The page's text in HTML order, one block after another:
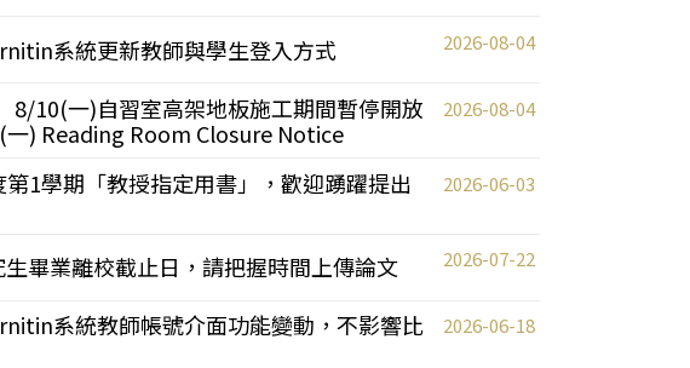
系統更新教師與學生登入方式 2026-08-04
8/10(一)自習室高架地板施工期間暫停開放
) Reading Room Closure Notice
2026-08-04
第1學期「教授指定用書」，歡迎踴躍提出
2026-06-03
畢業離校截止日，請把握時間上傳論文 2026-07-22
系統教師帳號介面功能變動，不影響比
2026-06-18